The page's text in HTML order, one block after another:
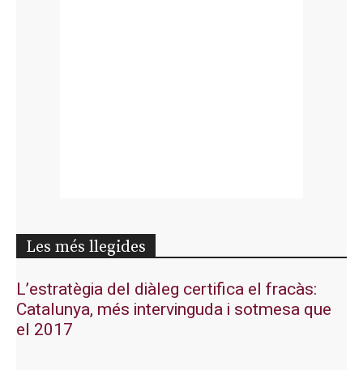
Les més llegides
L’estratègia del diàleg certifica el fracàs:
Catalunya, més intervinguda i sotmesa que
el 2017